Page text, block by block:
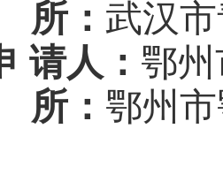
所： 武汉
请人： 鄂
所： 鄂州